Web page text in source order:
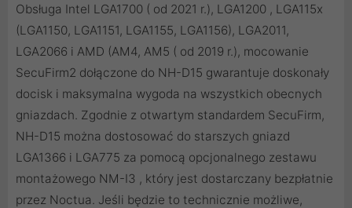
Obsługa Intel LGA1700 ( od 2021 r.), LGA1200 , LGA115x
(LGA1150, LGA1151, LGA1155, LGA1156), LGA2011,
LGA2066 i AMD (AM4, AM5 ( od 2019 r.), mocowanie
SecuFirm2 dołączone do NH-D15 gwarantuje doskonały
docisk i maksymalna wygoda na wszystkich obecnych
gniazdach. Zgodnie z otwartym standardem SecuFirm,
NH-D15 można dostosować do starszych gniazd
LGA1366 i LGA775 za pomocą opcjonalnego zestawu
montażowego NM-I3 , który jest dostarczany bezpłatnie
przez Noctua. Jeśli będzie to technicznie możliwe,